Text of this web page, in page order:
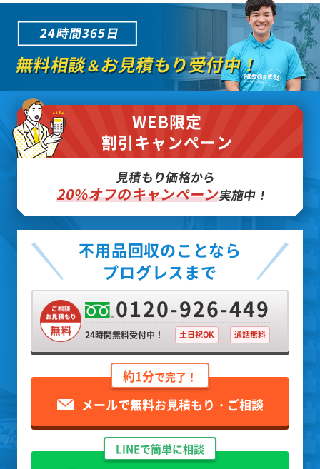
24時間365日
無料相談＆お見積もり受付中！
WEB限定
割引キャンペーン
見積もり価格から
20%オフのキャンペーン実施中！
不用品回収のことなら
プログレスまで
0120-926-449
24時間無料受付中！ 土日祝OK 通話無料
約1分で完了！
メールで無料お見積もり・ご相談
LINEで簡単に相談